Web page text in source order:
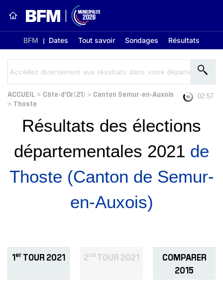
BFM Dates Tout savoir Sondages Résultats
ACCUEIL > Côte-d'Or(21) > Canton Semur-en-Auxois
> Thoste
02:56
Résultats des élections
départementales 2021 de
Thoste (Canton de Semur-
en-Auxois)
1er TOUR 2021 2ndTOUR 2021
COMPARER
2015